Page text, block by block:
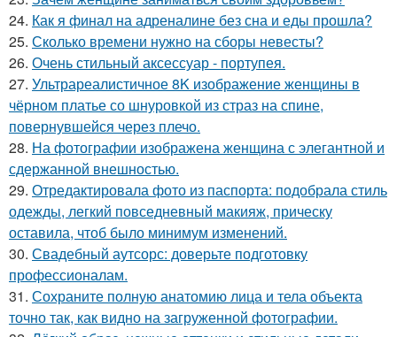
24. Как я финал на адреналине без сна и еды прошла?
25. Сколько времени нужно на сборы невесты?
26. Очень стильный аксессуар - портупея.
27. Ультрареалистичное 8K изображение женщины в
чёрном платье со шнуровкой из страз на спине,
повернувшейся через плечо.
28. На фотографии изображена женщина с элегантной и
сдержанной внешностью.
29. Отредактировала фото из паспорта: подобрала стиль
одежды, легкий повседневный макияж, прическу
оставила, чтоб было минимум изменений.
30. Свадебный аутсорс: доверьте подготовку
профессионалам.
31. Сохраните полную анатомию лица и тела объекта
точно так, как видно на загруженной фотографии.